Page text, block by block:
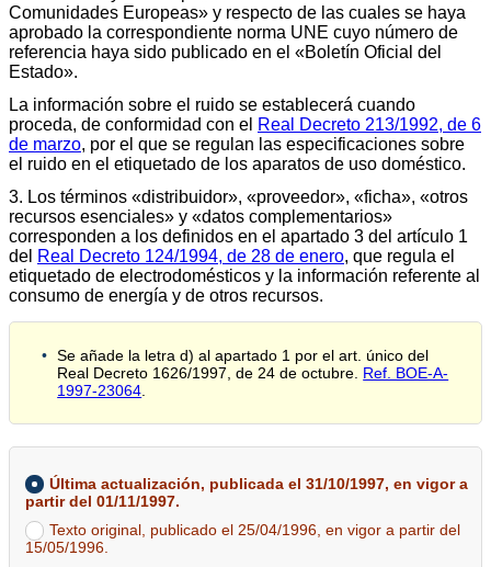
Comunidades Europeas» y respecto de las cuales se haya
aprobado la correspondiente norma UNE cuyo número de
referencia haya sido publicado en el «Boletín Oficial del
Estado».
La información sobre el ruido se establecerá cuando
proceda, de conformidad con el Real Decreto 213/1992, de 6
de marzo, por el que se regulan las especificaciones sobre
el ruido en el etiquetado de los aparatos de uso doméstico.
3. Los términos «distribuidor», «proveedor», «ficha», «otros
recursos esenciales» y «datos complementarios»
corresponden a los definidos en el apartado 3 del artículo 1
del Real Decreto 124/1994, de 28 de enero, que regula el
etiquetado de electrodomésticos y la información referente al
consumo de energía y de otros recursos.
Se añade la letra d) al apartado 1 por el art. único del
Real Decreto 1626/1997, de 24 de octubre. Ref. BOE-A-
1997-23064
Última actualización, publicada el 31/10/1997, en vigor a
partir del 01/11/1997.
Texto original, publicado el 25/04/1996, en vigor a partir del
15/05/1996.